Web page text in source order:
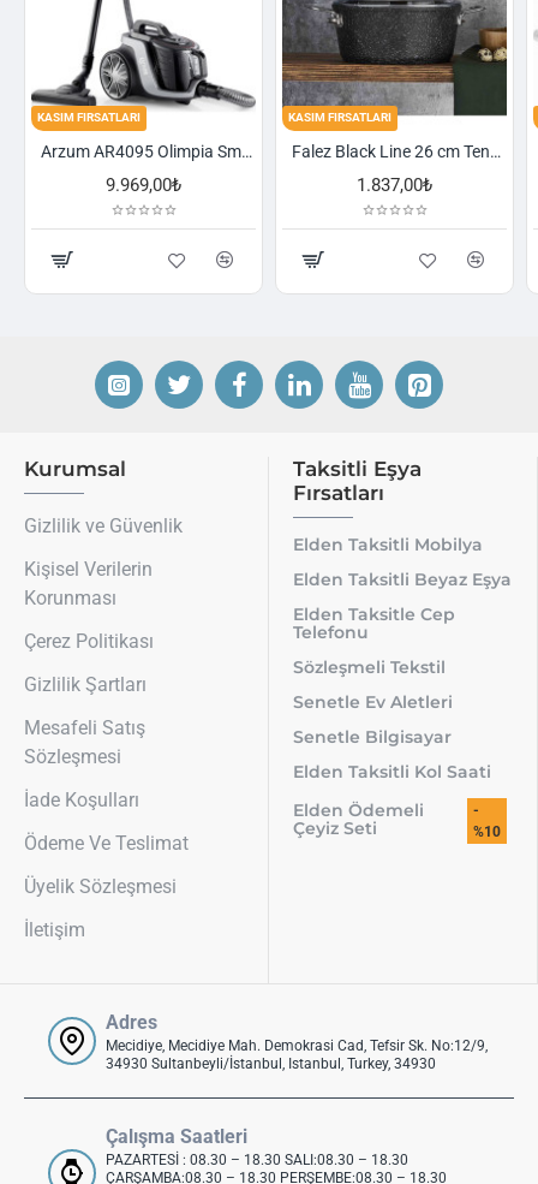
Arzum AR4095 Olimpia Smart Cyclone Filtreli Süpürge - Füme
KASIM FIRSATLARI
Falez Black Line 26 cm Tencere
1.837,00₺
KASIM FIRSATLARI
2.521,00₺
Kurumsal
Gizlilik ve Güvenlik
Kişisel Verilerin
Korunması
Çerez Politikası
Gizlilik Şartları
Mesafeli Satış
Sözleşmesi
İade Koşulları
Ödeme Ve Teslimat
Üyelik Sözleşmesi
İletişim
Taksitli Eşya
Fırsatları
Elden Taksitli Mobilya
Elden Taksitli Beyaz Eşya
Elden Taksitle Cep
Telefonu
Sözleşmeli Tekstil
Senetle Ev Aletleri
Senetle Bilgisayar
Elden Taksitli Kol Saati
Elden Ödemeli
Çeyiz Seti
-
%10
Adres
Mecidiye, Mecidiye Mah. Demokrasi Cad, Tefsir Sk. No:12/9,
34930 Sultanbeyli/İstanbul, Istanbul, Turkey, 34930
Çalışma Saatleri
PAZARTESİ : 08.30 – 18.30 SALI:08.30 – 18.30
ÇARŞAMBA:08.30 – 18.30 PERŞEMBE:08.30 – 18.30